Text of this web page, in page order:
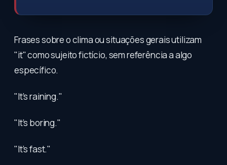
Frases sobre o clima ou situações gerais utilizam
"it" como sujeito fictício, sem referência a algo
específico.
"It’s raining."
"It’s boring."
"It’s fast."